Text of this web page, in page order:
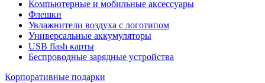
Компьютерные и мобильные аксессуары
Флешки
Увлажнители воздуха с логотипом
Универсальные аккумуляторы
USB flash карты
Беспроводные зарядные устройства
Корпоративные подарки